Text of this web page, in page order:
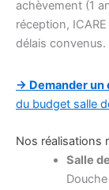
achèvement (1
réception,
délais convenus.
→ Demander un
du budget salle
Nos réalisations
Salle